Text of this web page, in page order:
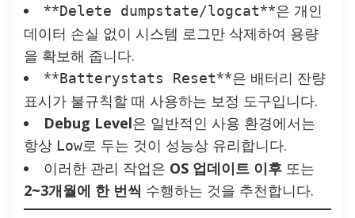
**Delete dumpstate/logcat**은 개인
데이터 손실 없이 시스템 로그만 삭제하여 용량
을 확보해 줍니다.
**Batterystats Reset**은 배터리 잔량
표시가 불규칙할 때 사용하는 보정 도구입니다.
Debug Level은 일반적인 사용 환경에서는
항상 Low로 두는 것이 성능상 유리합니다.
이러한 관리 작업은 OS 업데이트 이후 또는
2~3개월에 한 번씩 수행하는 것을 추천합니다.